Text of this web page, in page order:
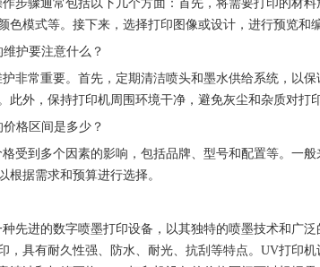
步骤通常包括以下几个方面：首先，将需要打印的材
色模式等。接下来，选择打印图像或设计，进行预览和
护要注意什么？
非常重要。首先，定期清洁喷头和墨水供给系统，以
此外，保持打印机周围环境干净，避免灰尘和杂质对打
格区间是多少？
受到多个因素的影响，包括品牌、型号和配置等。一
根据需求和预算进行选择。
先进的数字喷墨打印设备，以其独特的喷墨技术和广
，具有耐久性强、防水、耐光、抗刮等特点。UV打印